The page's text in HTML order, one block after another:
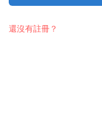
還沒有註冊？